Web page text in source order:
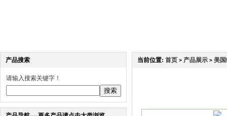
产品搜索
请输入搜索关键字！
当前位置: 首页 > 产品展示 > 美